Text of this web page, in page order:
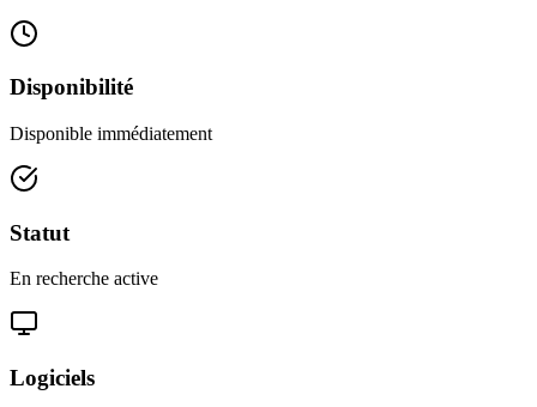
Disponibilité
Disponible immédiatement
Statut
En recherche active
Logiciels